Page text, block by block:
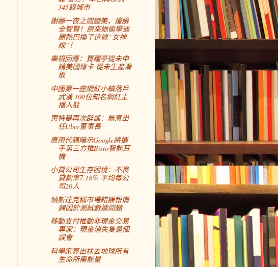
345線城市
謝娜一夜之間變美，撞臉
全智賢！原來她偷學迪
麗熱巴換了這條“女神
線”！
樂視回應：賈躍亭從未申
請美國綠卡 從未生產滑
板
中國第一座網紅小鎮落戶
武漢 100位知名網紅主
播入駐
惠特曼再次辟謠：無意出
任Uber董事長
應用代碼暗示Google將攜
手第三方推Bisto智能耳
機
小貸公司生存困境：不良
貸款率7.18% 平均每公
司20人
納斯達克稱市場錯誤報價
歸因於測試數據問題
移動支付推動非現金交易
專家：現金消失隻是個
誤會
科學家算出抹去地球所有
生命所需能量